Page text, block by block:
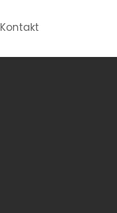
Kontakt